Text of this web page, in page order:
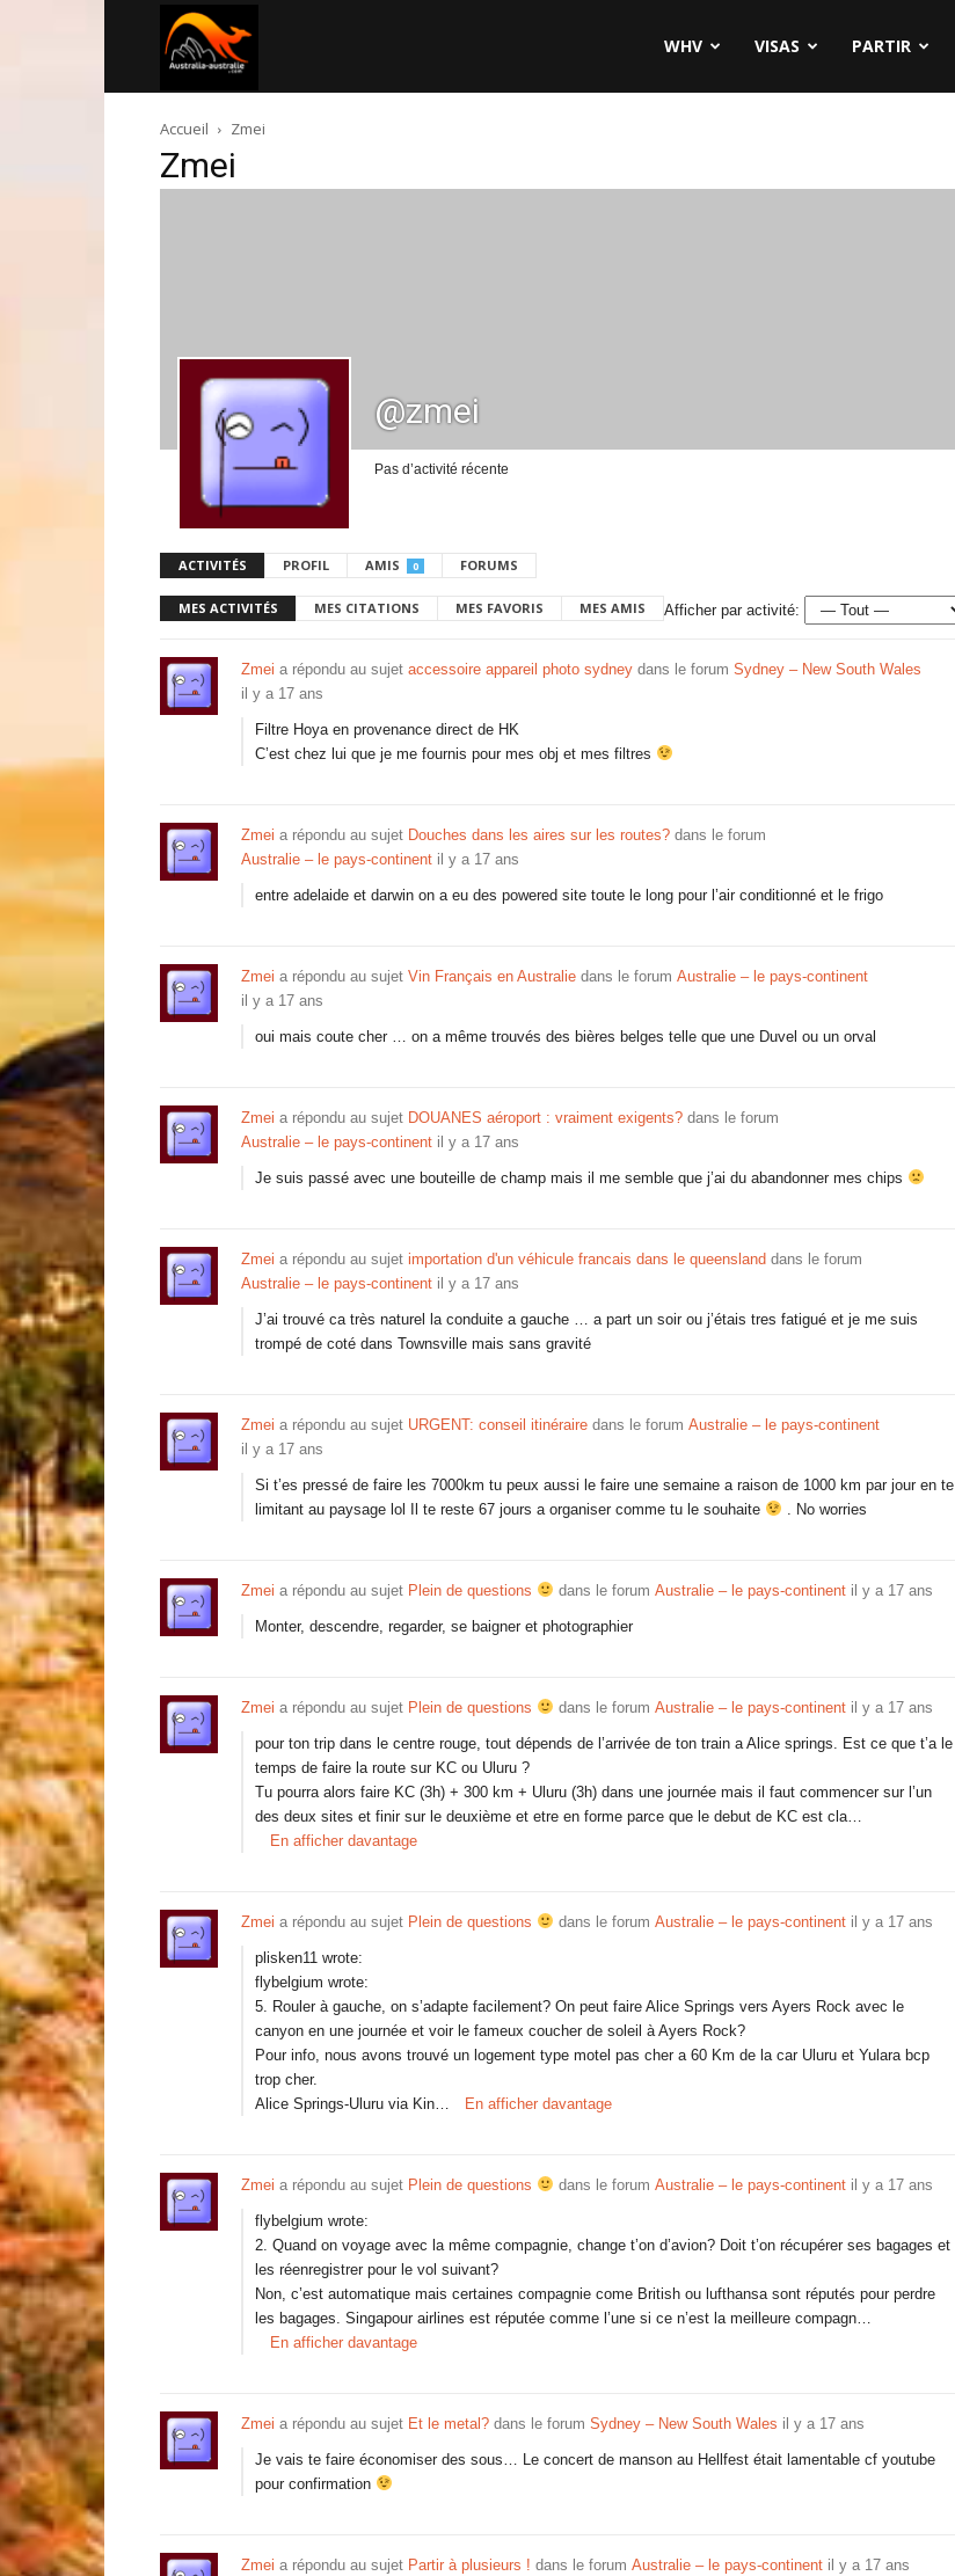
australie.com
WHV VISAS PARTIR
Accueil Zmei
Zmei
@zmei
Pas d’activité récente
ACTIVITÉS PROFIL AMIS 0 FORUMS
MES ACTIVITÉS MES CITATIONS MES FAVORIS MES AMIS Afficher par activité:
Zmei a répondu au sujet accessoire appareil photo sydney dans le forum Sydney – New South Wales
il y a 17 ans
Filtre Hoya en provenance direct de HK
C’est chez lui que je me fournis pour mes obj et mes filtres
Zmei a répondu au sujet Douches dans les aires sur les routes? dans le forum
Australie – le pays-continent il y a 17 ans
entre adelaide et darwin on a eu des powered site toute le long pour l’air conditionné et le frigo
Zmei a répondu au sujet Vin Français en Australie dans le forum Australie – le pays-continent
il y a 17 ans
oui mais coute cher … on a même trouvés des bières belges telle que une Duvel ou un orval
Zmei a répondu au sujet DOUANES aéroport : vraiment exigents? dans le forum
Australie – le pays-continent il y a 17 ans
Je suis passé avec une bouteille de champ mais il me semble que j’ai du abandonner mes chips
Zmei a répondu au sujet importation d'un véhicule francais dans le queensland dans le forum
Australie – le pays-continent il y a 17 ans
J’ai trouvé ca très naturel la conduite a gauche … a part un soir ou j’étais tres fatigué et je me suis
trompé de coté dans Townsville mais sans gravité
Zmei a répondu au sujet URGENT: conseil itinéraire dans le forum Australie – le pays-continent
il y a 17 ans
Si t’es pressé de faire les 7000km tu peux aussi le faire une semaine a raison de 1000 km par jour en te
limitant au paysage lol Il te reste 67 jours a organiser comme tu le souhaite
. No worries
Zmei a répondu au sujet Plein de questions dans le forum Australie – le pays-continent il y a 17 ans
Monter, descendre, regarder, se baigner et photographier
Zmei a répondu au sujet Plein de questions dans le forum Australie – le pays-continent il y a 17 ans
pour ton trip dans le centre rouge, tout dépends de l’arrivée de ton train a Alice springs. Est ce que t’a le
temps de faire la route sur KC ou Uluru ?
Tu pourra alors faire KC (3h) + 300 km + Uluru (3h) dans une journée mais il faut commencer sur l’un
des deux sites et finir sur le deuxième et etre en forme parce que le debut de KC est cla…
En afficher davantage
Zmei a répondu au sujet Plein de questions dans le forum Australie – le pays-continent il y a 17 ans
plisken11 wrote:
flybelgium wrote:
5. Rouler à gauche, on s’adapte facilement? On peut faire Alice Springs vers Ayers Rock avec le
canyon en une journée et voir le fameux coucher de soleil à Ayers Rock?
Pour info, nous avons trouvé un logement type motel pas cher a 60 Km de la car Uluru et Yulara bcp
trop cher.
Alice Springs-Uluru via Kin…
En afficher davantage
Zmei a répondu au sujet Plein de questions dans le forum Australie – le pays-continent il y a 17 ans
flybelgium wrote:
2. Quand on voyage avec la même compagnie, change t’on d’avion? Doit t’on récupérer ses bagages et
les réenregistrer pour le vol suivant?
Non, c’est automatique mais certaines compagnie come British ou lufthansa sont réputés pour perdre
les bagages. Singapour airlines est réputée comme l’une si ce n’est la meilleure compagn…
En afficher davantage
Zmei a répondu au sujet Et le metal? dans le forum Sydney – New South Wales il y a 17 ans
Je vais te faire économiser des sous… Le concert de manson au Hellfest était lamentable cf youtube
pour confirmation
Zmei a répondu au sujet Partir à plusieurs ! dans le forum Australie – le pays-continent il y a 17 ans